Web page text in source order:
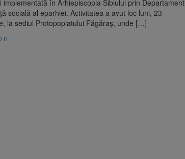
implementată în Arhiepiscopia Sibiului prin
socială al eparhiei. Activitatea a avut loc luni, 23
la sediul Protopopiatului Făgăraş, unde […]